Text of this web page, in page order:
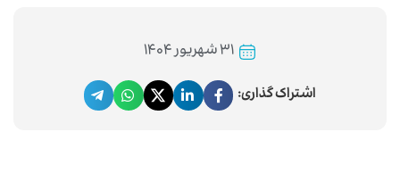
۳۱ شهریور ۱۴۰۴
اشتراک گذاری: